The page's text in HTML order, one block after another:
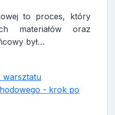
to proces, który
materiałów oraz
był…
warsztatu
- krok po